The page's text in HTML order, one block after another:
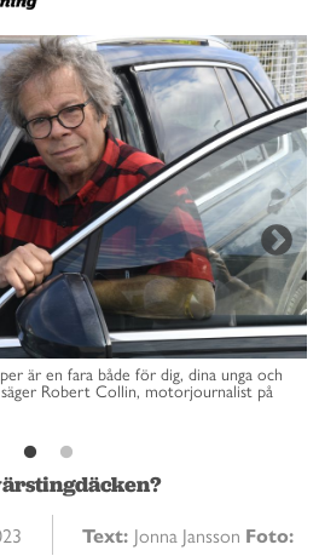
är en fara både för dig, dina unga och
Robert Collin, motorjournalist på
Text: Jonna Jansson Foto: